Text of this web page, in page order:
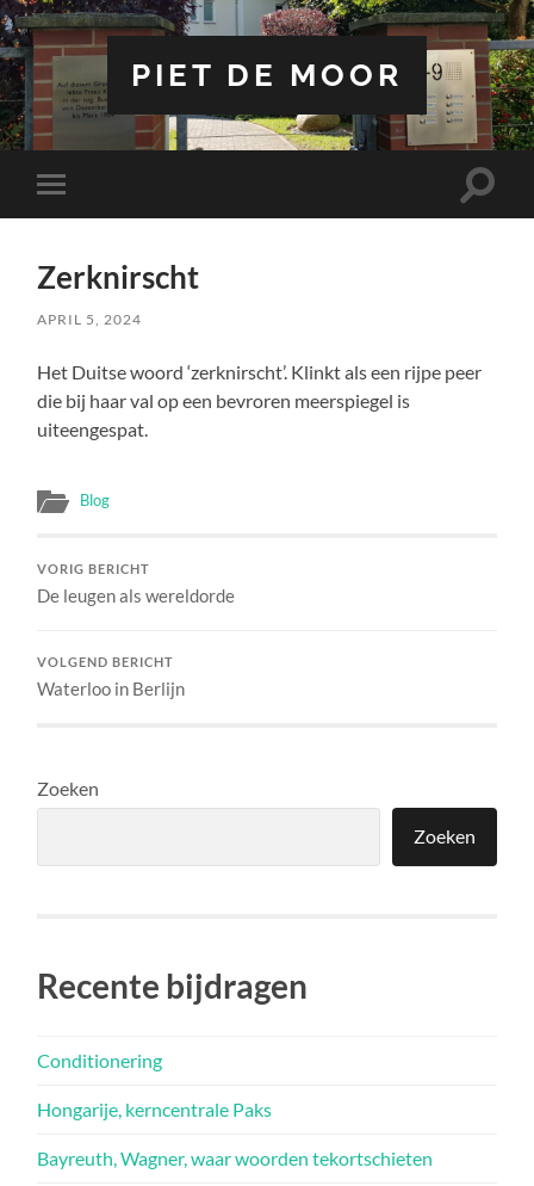
PIET DE MOOR
Toggle
mobiel
Toggle
Zerknirscht
APRIL 5, 2024
Het Duitse woord ‘zerknirscht’. Klinkt als een rijpe peer
die bij haar val op een bevroren meerspiegel is
uiteengespat.
Blog
VORIG BERICHT
De leugen als wereldorde
VOLGEND BERICHT
Waterloo in Berlijn
Zoeken
Zoeken
Recente bijdragen
Conditionering
Hongarije, kerncentrale Paks
Bayreuth, Wagner, waar woorden tekortschieten